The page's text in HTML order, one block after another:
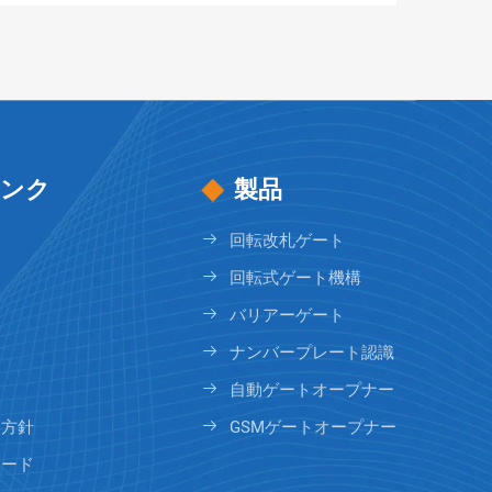
ク
針
ド
製品
回転改札ゲート
回転式ゲート機構
バリアーゲート
ナンバープレート認識
自動ゲートオープナー
GSMゲートオープナー